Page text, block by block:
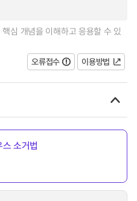
심 개념을 이해하고 응용할 수 있
오류접수
이용방법
소거법